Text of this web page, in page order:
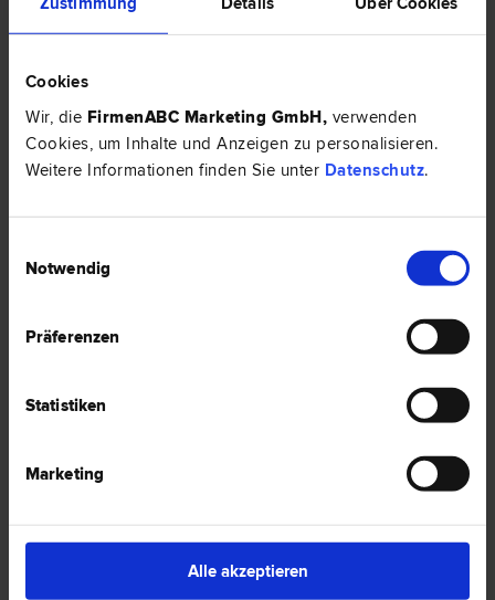
Cookies
Wir, die FirmenABC Marketing GmbH, verwenden
Cookies, um Inhalte und Anzeigen zu personalisieren.
Weitere Informationen finden Sie unter Datenschutz.
Notwendig
Präferenzen
Statistiken
Marketing
Alle akzeptieren
Mag. Gerhard KUNTNER
Schadenersatz- und Gewährleistungs­recht | Verkehrs­recht |
Frauengasse 7
0 Bewertungen
"Finanzstrafrecht"